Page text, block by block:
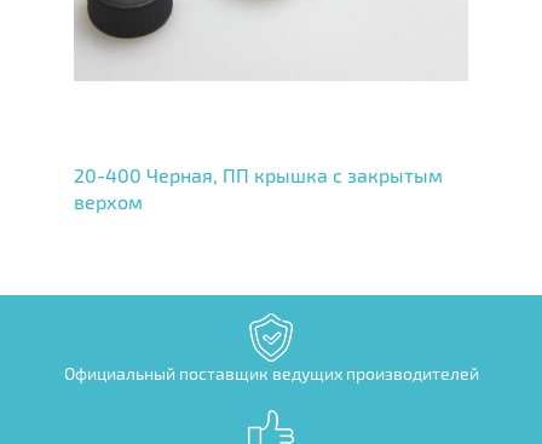
20-400 Черная, ПП крышка с закрытым
верхом
Официальный поставщик ведущих производителей